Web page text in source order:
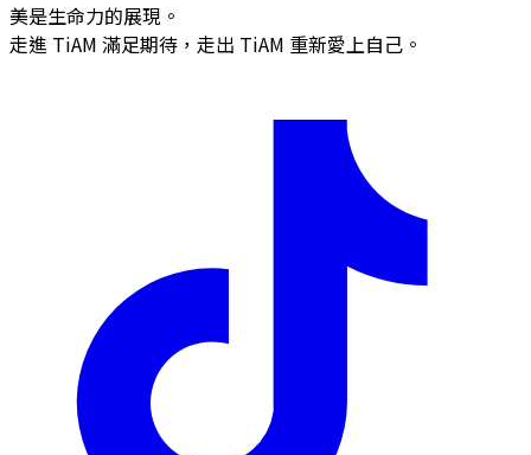
美是生命力的展現。
走進 TiAM 滿足期待，走出 TiAM 重新愛上自己。